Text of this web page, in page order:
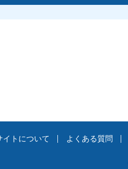
イトについて よくある質問